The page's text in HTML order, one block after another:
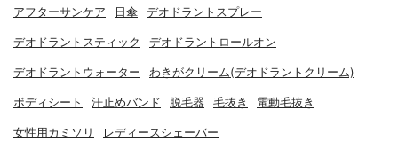
アフターサンケア 日傘 デオドラントスプレー
デオドラントスティック デオドラントロールオン
デオドラントウォーター わきがクリーム(デオドラントクリーム)
ボディシート 汗止めバンド 脱毛器 毛抜き 電動毛抜き
女性用カミソリ レディースシェーバー